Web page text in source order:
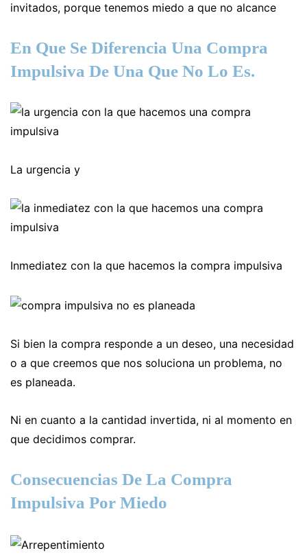
invitados, porque tenemos miedo a que no alcance
En Que Se Diferencia Una Compra
Impulsiva De Una Que No Lo Es.
La urgencia y
Inmediatez con la que hacemos la compra impulsiva
Si bien la compra responde a un deseo, una necesidad
o a que creemos que nos soluciona un problema, no
es planeada.
Ni en cuanto a la cantidad invertida, ni al momento en
que decidimos comprar.
Consecuencias De La Compra
Impulsiva Por Miedo